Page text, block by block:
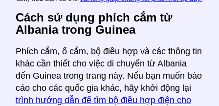
Cách sử dụng phích cắm từ
Albania trong Guinea
Phích cắm, ổ cắm, bộ điều hợp và các thông tin
khác cần thiết cho việc di chuyển từ Albania
đến Guinea trong trang này. Nếu bạn muốn báo
cáo cho các quốc gia khác, hãy khởi động lại
trình hướng dẫn để tìm bộ điều hợp điện cho